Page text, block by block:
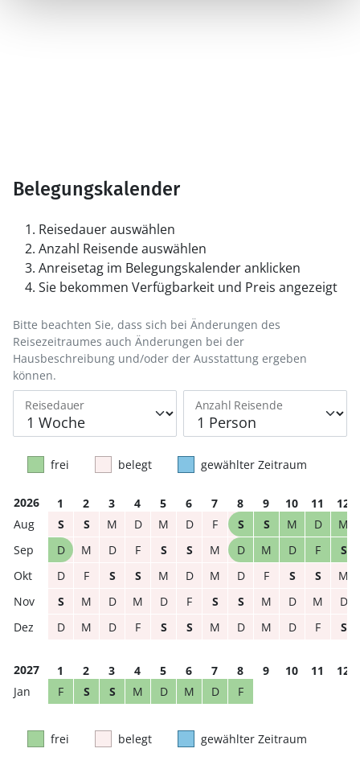
Belegungskalender
Reisedauer auswählen
Anzahl Reisende auswählen
Anreisetag im Belegungskalender anklicken
Sie bekommen Verfügbarkeit und Preis angezeigt
Reisedauer Anzahl Reisende
Bitte beachten Sie, dass sich bei Änderungen des
Reisezeitraumes auch Änderungen bei der
Hausbeschreibung und/oder der Ausstattung ergeben
können.
frei belegt gewählter Zeitraum
2026 1 2 3 4 5 6 7 8 9 10 11
12
S
S M D M D F S S M D
M
D
M D F S S M D M D F
S
D
F S S M D M D F S S
M
S
M D M D F S S M D M
D
D
M D F S S M D M D F S
2027 1 2 3 4 5 6 7 8 9 10 11
12
F
S S M D M D F
frei belegt gewählter Zeitraum